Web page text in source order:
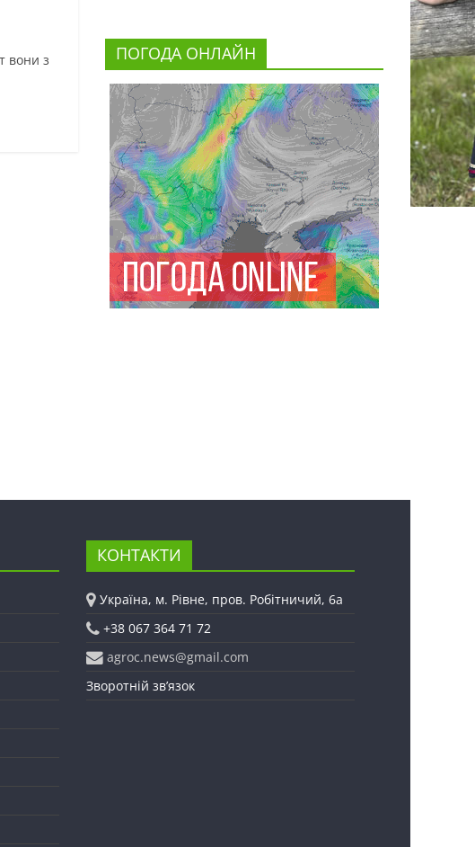
вони з
ПОГОДА ОНЛАЙН
КОНТАКТИ
Україна, м. Рівне, пров. Робітничий, 6а
+38 067 364 71 72
agroc.news@gmail.com
Зворотній зв’язок